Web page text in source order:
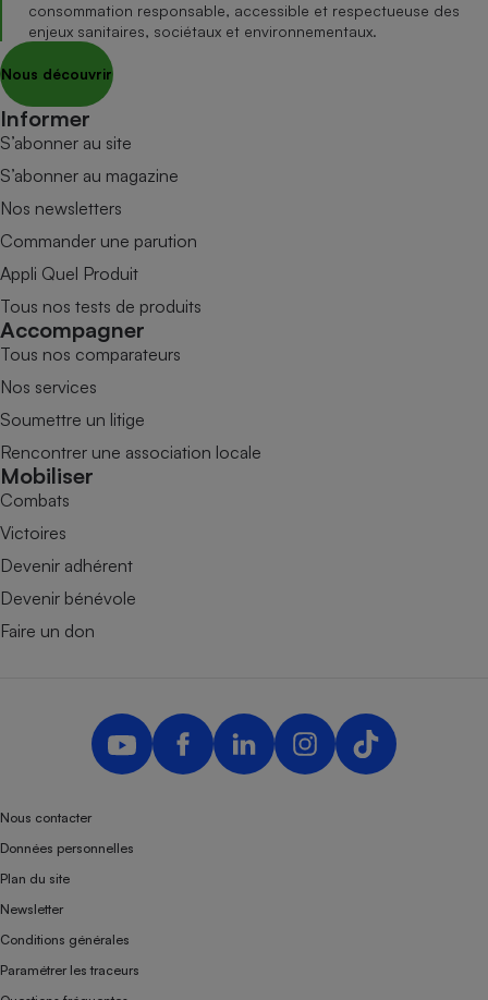
consommation responsable, accessible et respectueuse des
enjeux sanitaires, sociétaux et environnementaux.
Nous découvrir
Informer
S’abonner au site
S’abonner au magazine
Nos newsletters
Commander une parution
Appli Quel Produit
Tous nos tests de produits
Accompagner
Tous nos comparateurs
Nos services
Soumettre un litige
Rencontrer une association locale
Mobiliser
Combats
Victoires
Devenir adhérent
Devenir bénévole
Faire un don
Nous contacter
Données personnelles
Plan du site
Newsletter
Conditions générales
Paramétrer les traceurs